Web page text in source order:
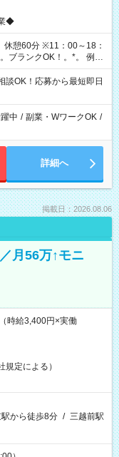
◆
憩60分 ※11：00～18：
センター/受付/販売/カフェ
/化粧品販売/など 様々な
談OK！応募から最短即日
中 / 副業・WワークOK /
詳細へ
掲載日：2026.08.06
月56万↑モニ
時給3,400円×実働
定による）
から徒歩8分 / 三越前駅